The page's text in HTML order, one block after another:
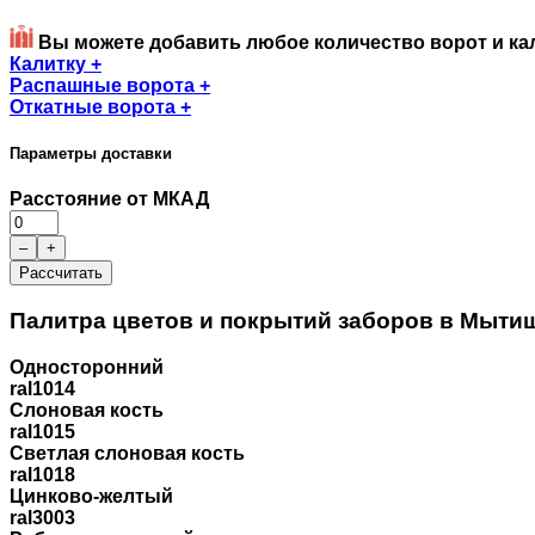
Вы можете добавить любое количество ворот и
Калитку +
Распашные ворота +
Откатные ворота +
Параметры доставки
Расстояние от МКАД
–
+
Рассчитать
Палитра цветов и покрытий заборов в
Односторонний
ral1014
Слоновая кость
ral1015
Светлая слоновая кость
ral1018
Цинково-желтый
ral3003